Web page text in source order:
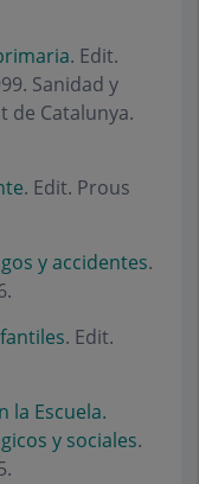
. Edit.
Sanidad y
de Catalunya.
. Edit. Prous
y accidentes.
. Edit.
la Escuela.
y sociales.